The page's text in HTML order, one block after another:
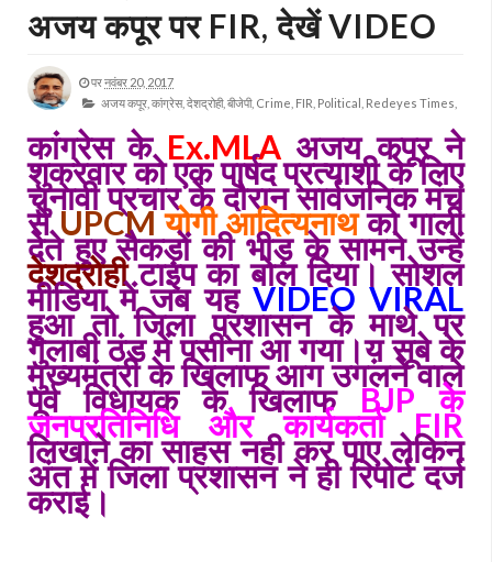
अजय कपूर पर FIR, देखें VIDEO
परनवंबर 20, 2017
अजय कपूर, कांग्रेस, देशद्रोही, बीजेपी, Crime, FIR, Political, Redeyes Times,
कांग्रेस के Ex.MLAअजय कपूर ने
शुक्रवार को एक पार्षद प्रत्याशी के लिए
चुनावी प्रचार के दौरान सार्वजनिक मंच
सेUPCM योगी आदित्यनाथ को गाली
देते हुए सैकड़ों की भीड़ के सामने उन्हें
देशद्रोही टाइप का बोल दिया। सोशल
मीडिया में जब यह VIDEO VIRAL
हुआ तो जिला प्रशासन के माथे पर
गुलाबी ठंड में पसीना आ गया।य़ सूबे के
मुख्यमंत्री के खिलाफ आग उगलने वाले
पूर्व विधायक के खिलाफ BJP के
जनप्रतिनिधि और कार्यकर्ता FIR
लिखाने का साहस नही कर पाए लेकिन
अंत में जिला प्रशासन ने ही रिपोर्ट दर्ज
कराई।